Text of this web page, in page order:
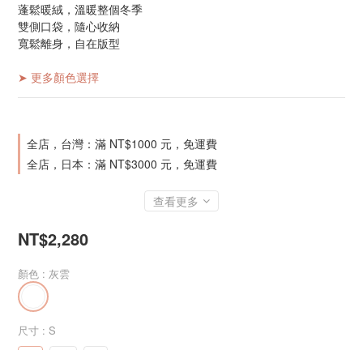
蓬鬆暖絨，溫暖整個冬季
雙側口袋，隨心收納
寬鬆離身，自在版型
➤ 更多顏色選擇
全店，台灣：滿 NT$1000 元，免運費
全店，日本：滿 NT$3000 元，免運費
查看更多
NT$2,280
顏色 : 灰雲
尺寸 : S